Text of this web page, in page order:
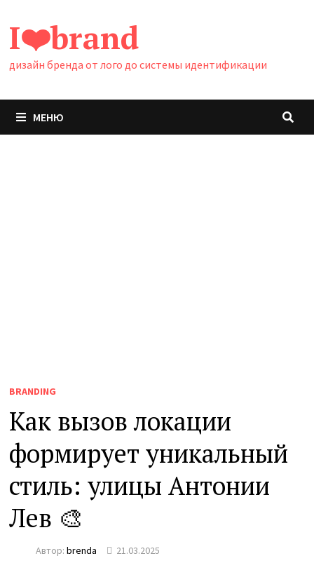
содержимому
I❤️brand
дизайн бренда от лого до системы идентификации
МЕНЮ
BRANDING
Как вызов локации
формирует уникальный
стиль: улицы Антонии
Лев 🎨
Автор:brenda 21.03.2025